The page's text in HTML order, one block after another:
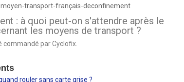
: à quoi peut-on s'attendre après le
les moyens de transport ?
commandé par Cyclofix.
rouler sans carte grise ?